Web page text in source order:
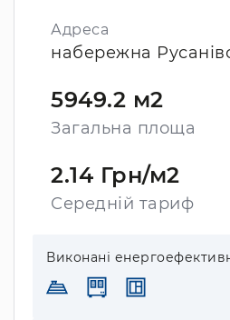
Адреса
набережна
5949.2 м2
Загальна площа
2.14 Грн/м2
Середній тариф
Виконані